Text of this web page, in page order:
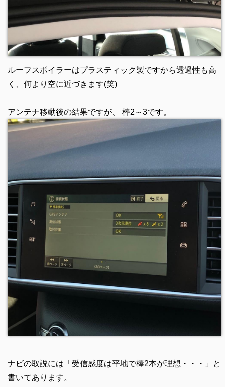
ルーフスポイラーはプラスティック製ですから透過性も高
く、何より空に近づきます(笑)
アンテナ移動後の結果ですが、 棒2～3です。
ナビの取説には「受信感度は平地で棒2本が理想・・・」と
書いてあります。